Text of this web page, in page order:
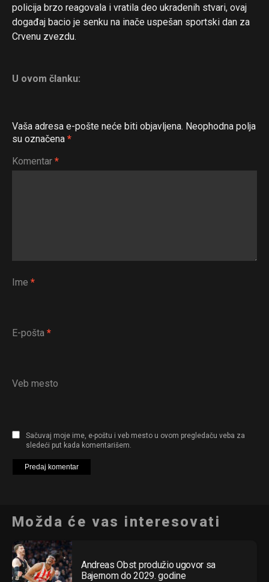
policija brzo reagovala i vratila deo ukradenih stvari, ovaj
događaj bacio je senku na inače uspešan sportski dan za
Crvenu zvezdu.
U ovom članku:
Vaša adresa e-pošte neće biti objavljena. Neophodna polja
su označena *
Komentar *
Ime *
E-pošta *
Veb mesto
Sačuvaj moje ime, e-poštu i veb mesto u ovom pregledaču veba za
sledeći put kada komentarišem.
Možda će vas interesovati
Andreas Obst produžio ugovor sa
Bajernom do 2029. godine
Whatsapp